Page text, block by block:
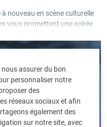
assurer du bon
personnaliser notre
des
réseaux sociaux et afin
également des
sur notre site, avec
nouveau en scène culturelle
vous promettent une soirée